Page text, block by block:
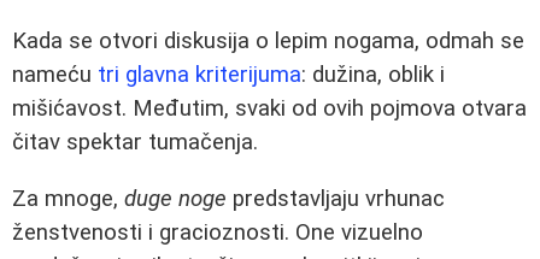
Kada se otvori diskusija o lepim nogama, odmah se
nameću tri glavna kriterijuma: dužina, oblik i
mišićavost. Međutim, svaki od ovih pojmova otvara
čitav spektar tumačenja.
Za mnoge, duge noge predstavljaju vrhunac
ženstvenosti i gracioznosti. One vizuelno